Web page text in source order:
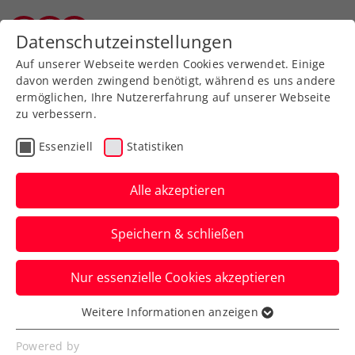
Zurück zur Newsübersicht
Rollstuhltennis
Halbfinalkracher bei den
Erste Bank Open in Wien
Jannik Sinner spielt gegen Alex de Minaur
ums Finale, Alexander Zverev gegen
Lorenzo Musetti.
Datenschutzeinstellungen
Auf unserer Webseite werden Cookies verwendet. Einige
davon werden zwingend benötigt, während es uns andere
ermöglichen, Ihre Nutzererfahrung auf unserer Webseite
zu verbessern.
Essenziell Statistiken
Alle akzeptieren
Speichern & schließen
Nur essenzielle Cookies akzeptieren
Essenziell
Essenzielle Cookies werden für grundlegende
Weitere Informationen anzeigen
Powered by